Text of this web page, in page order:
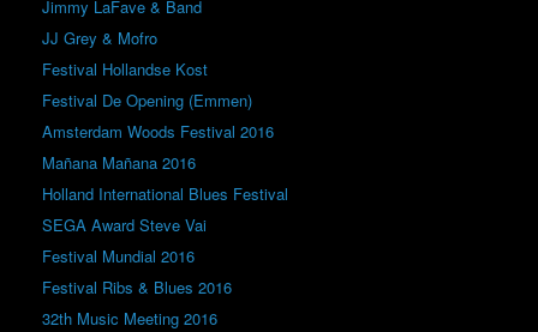
Jimmy LaFave & Band
JJ Grey & Mofro
Festival Hollandse Kost
Festival De Opening (Emmen)
Amsterdam Woods Festival 2016
Mañana Mañana 2016
Holland International Blues Festival
SEGA Award Steve Vai
Festival Mundial 2016
Festival Ribs & Blues 2016
32th Music Meeting 2016